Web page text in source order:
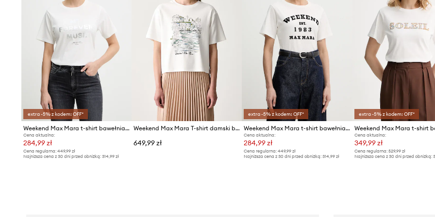
extra -5% z kodem: OFF*
Weekend Max Mara t-shirt bawełniany TENUE
Cena aktualna:
284,99 zł
Cena regularna: 449,99 zł
Najniższa cena z 30 dni przed obniżką: 314,99 zł
Weekend Max Mara T-shirt damski bawełniany WKDSALA
649,99 zł
extra -5% z kodem: OFF*
Weekend Max Mara t-shirt bawełniany TENUE
Cena aktualna:
284,99 zł
Cena regularna: 449,99 zł
Najniższa cena z 30 dni przed obniżką: 314,99 zł
extra -5% z kodem: OFF*
Cena aktualna:
349,99 zł
Cena regularna: 529,99 zł
Najniższa cena z 30 dni przed obniżką: